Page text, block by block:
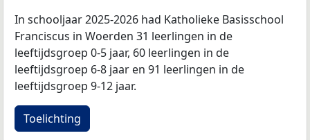
In schooljaar 2025-2026 had Katholieke Basisschool
Franciscus in Woerden 31 leerlingen in de
leeftijdsgroep 0-5 jaar, 60 leerlingen in de
leeftijdsgroep 6-8 jaar en 91 leerlingen in de
leeftijdsgroep 9-12 jaar.
Toelichting